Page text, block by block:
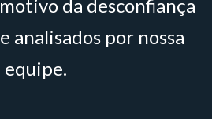
da desconfiança
analisados por nossa
equipe.